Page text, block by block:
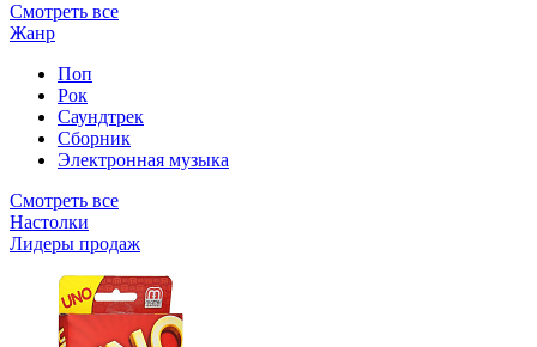
Смотреть все
Жанр
Поп
Рок
Саундтрек
Сборник
Электронная музыка
Смотреть все
Настолки
Лидеры продаж